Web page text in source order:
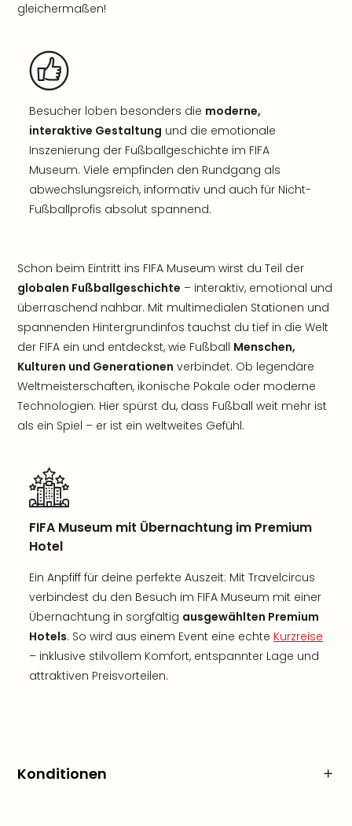
gleichermaßen!
Besucher loben besonders die moderne,
interaktive Gestaltung und die emotionale
Inszenierung der Fußballgeschichte im FIFA
Museum. Viele empfinden den Rundgang als
abwechslungsreich, informativ und auch für Nicht-
Fußballprofis absolut spannend.
Schon beim Eintritt ins FIFA Museum wirst du Teil der
globalen Fußballgeschichte – interaktiv, emotional und
überraschend nahbar. Mit multimedialen Stationen und
spannenden Hintergrundinfos tauchst du tief in die Welt
der FIFA ein und entdeckst, wie Fußball Menschen,
Kulturen und Generationen verbindet. Ob legendäre
Weltmeisterschaften, ikonische Pokale oder moderne
Technologien: Hier spürst du, dass Fußball weit mehr ist
als ein Spiel – er ist ein weltweites Gefühl.
FIFA Museum mit Übernachtung im Premium
Hotel
Ein Anpfiff für deine perfekte Auszeit: Mit Travelcircus
verbindest du den Besuch im FIFA Museum mit einer
Übernachtung in sorgfältig ausgewählten Premium
Hotels. So wird aus einem Event eine echte Kurzreise
– inklusive stilvollem Komfort, entspannter Lage und
attraktiven Preisvorteilen.
Konditionen